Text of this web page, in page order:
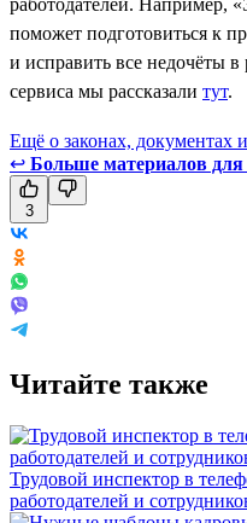
поможет подготовиться к
и исправить все недочёты в
сервиса мы рассказали тут.
Ещё о законах, документах
↩ Больше материалов
3
Читайте также
Трудовой инспектор в
работодателей и